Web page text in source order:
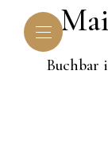
Buchbar